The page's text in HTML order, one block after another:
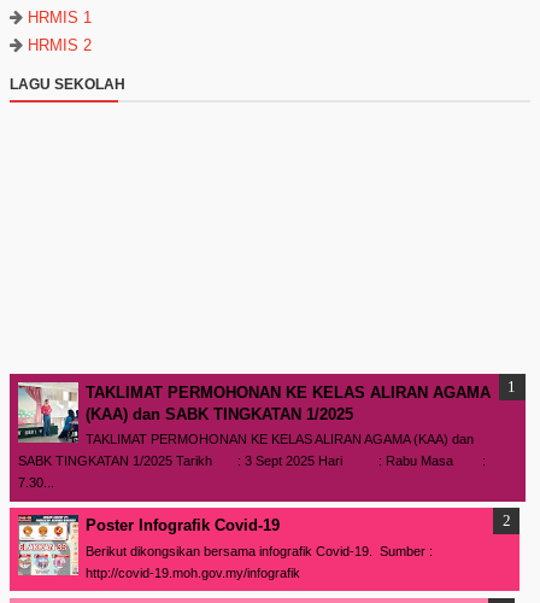
HRMIS 1
HRMIS 2
LAGU SEKOLAH
TAKLIMAT PERMOHONAN KE KELAS ALIRAN AGAMA
(KAA) dan SABK TINGKATAN 1/2025
TAKLIMAT PERMOHONAN KE KELAS ALIRAN AGAMA (KAA) dan
SABK TINGKATAN 1/2025 Tarikh : 3 Sept 2025 Hari : Rabu Masa :
7.30...
Poster Infografik Covid-19
Berikut dikongsikan bersama infografik Covid-19. Sumber :
http://covid-19.moh.gov.my/infografik